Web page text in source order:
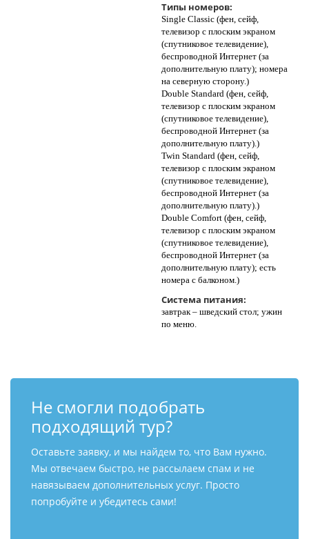
Типы номеров:
Single Classic (фен, сейф,
телевизор с плоским экраном
(спутниковое телевидение),
беспроводной Интернет (за
дополнительную плату); номера
на северную сторону.)
Double Standard (фен, сейф,
телевизор с плоским экраном
(спутниковое телевидение),
беспроводной Интернет (за
дополнительную плату).)
Twin Standard (фен, сейф,
телевизор с плоским экраном
(спутниковое телевидение),
беспроводной Интернет (за
дополнительную плату).)
Double Comfort (фен, сейф,
телевизор с плоским экраном
(спутниковое телевидение),
беспроводной Интернет (за
дополнительную плату); есть
номера с балконом.)
Система питания:
завтрак – шведский стол; ужин
по меню.
Не смогли подобрать
подходящий тур?
Оставьте заявку, и мы найдем то, что Вам нужно.
Мы отвечаем быстро, не рассылаем спам и не
навязываем дополнительных услуг. Просто
попробуйте и убедитесь сами!